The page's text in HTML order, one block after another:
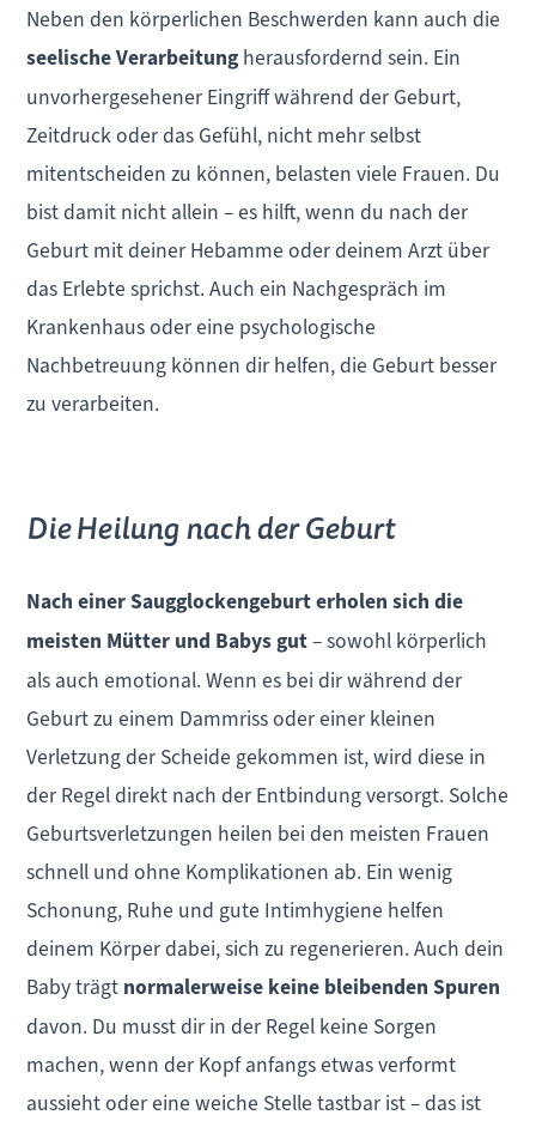
Neben den körperlichen Beschwerden kann auch die
seelische Verarbeitung herausfordernd sein. Ein
unvorhergesehener Eingriff während der Geburt,
Zeitdruck oder das Gefühl, nicht mehr selbst
mitentscheiden zu können, belasten viele Frauen. Du
bist damit nicht allein – es hilft, wenn du nach der
Geburt mit deiner Hebamme oder deinem Arzt über
das Erlebte sprichst. Auch ein Nachgespräch im
Krankenhaus oder eine psychologische
Nachbetreuung können dir helfen, die Geburt besser
zu verarbeiten.
Die Heilung nach der Geburt
Nach einer Saugglockengeburt erholen sich die
meisten Mütter und Babys gut– sowohl körperlich
als auch emotional. Wenn es bei dir während der
Geburt zu einem Dammriss oder einer kleinen
Verletzung der Scheide gekommen ist, wird diese in
der Regel direkt nach der Entbindung versorgt. Solche
Geburtsverletzungen heilen bei den meisten Frauen
schnell und ohne Komplikationen ab. Ein wenig
Schonung, Ruhe und gute Intimhygiene helfen
deinem Körper dabei, sich zu regenerieren. Auch dein
Baby trägt normalerweise keine bleibenden Spuren
davon. Du musst dir in der Regel keine Sorgen
machen, wenn der Kopf anfangs etwas verformt
aussieht oder eine weiche Stelle tastbar ist – das ist